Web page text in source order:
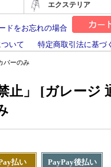
エクステリア
ドをお忘れの場合
いて 特定商取引法に基づ
バーのみ
止」 [ガレージ
払い PayPay後払い